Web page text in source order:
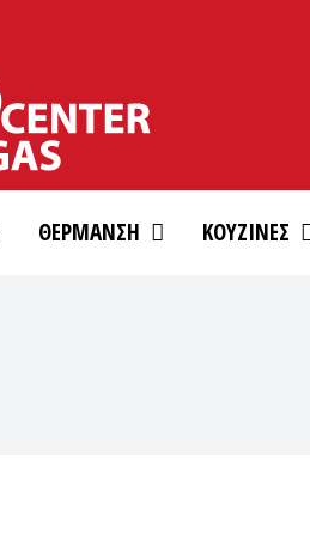
ΘΕΡΜΑΝΣΗ ΚΟΥΖΙΝΕΣ